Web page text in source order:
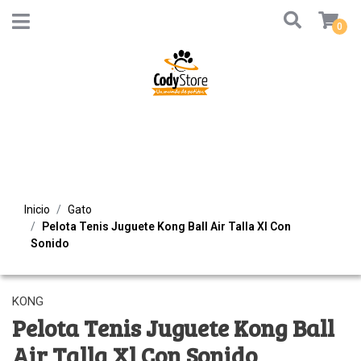
0
Inicio
Gato
Pelota Tenis Juguete Kong Ball Air Talla Xl Con
Sonido
KONG
Pelota Tenis Juguete Kong Ball